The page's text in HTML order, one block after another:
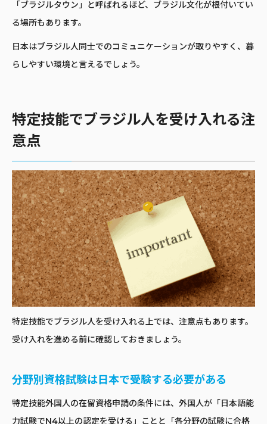
「ブラジルタウン」と呼ばれるほど、ブラジル文化が根付いてい
る場所もあります。
日本はブラジル人同士でのコミュニケーションが取りやすく、暮
らしやすい環境と言えるでしょう。
特定技能でブラジル人を受け入れる注
意点
特定技能でブラジル人を受け入れる上では、注意点もあります。
受け入れを進める前に確認しておきましょう。
分野別資格試験は日本で受験する必要がある
特定技能外国人の在留資格申請の条件には、外国人が「日本語能
力試験でN4以上の認定を受ける」ことと「各分野の試験に合格